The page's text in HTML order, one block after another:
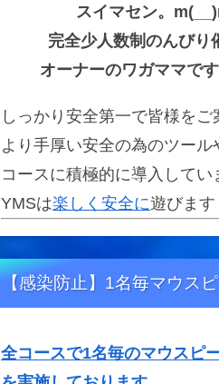
スイマセン。
完全少人数制のんびり
オーナーのワガママです
しっかり安全第一で皆様をご
より手厚い安全の為のツール
コースに積極的に導入してい
YMSは楽しく安全に遊びます
【感染防止】1名毎マウス
全コースで1名毎のマウスピ